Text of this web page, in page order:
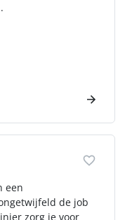
een
de job
zorg je voor